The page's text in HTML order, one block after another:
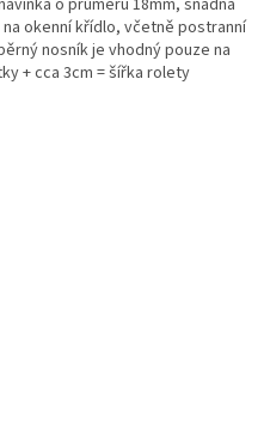
o průměru 18mm, snadná
okenní křídlo, včetně postranní
nosník je vhodný pouze na
+ cca 3cm = šířka rolety